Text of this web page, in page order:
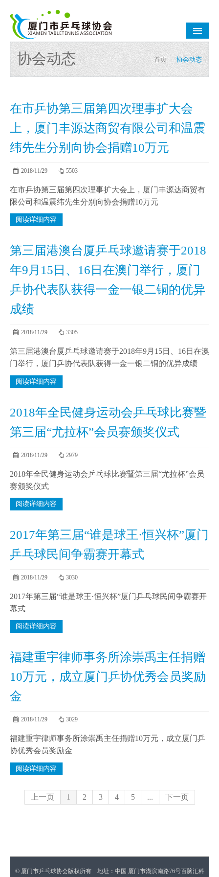
网站首页
协会介绍
协会动态
乒乓资讯
联系我们
协会动态 首页 / 协会动态
在市乒协第三届第四次理事扩大会
上，厦门丰源达商贸有限公司和温震
纬先生分别向协会捐赠10万元
2018/11/29 5503
在市乒协第三届第四次理事扩大会上，厦门丰源达商贸有
限公司和温震纬先生分别向协会捐赠10万元
阅读详细内容
第三届港澳台厦乒乓球邀请赛于2018
年9月15日、16日在澳门举行，厦门
乒协代表队获得一金一银二铜的优异
成绩
2018/11/29 3305
第三届港澳台厦乒乓球邀请赛于2018年9月15日、16日在澳
门举行，厦门乒协代表队获得一金一银二铜的优异成绩
阅读详细内容
2018年全民健身运动会乒乓球比赛暨
第三届“尤拉杯”会员赛颁奖仪式
2018/11/29 2979
2018年全民健身运动会乒乓球比赛暨第三届“尤拉杯”会员
赛颁奖仪式
阅读详细内容
2017年第三届“谁是球王·恒兴杯”厦门
乒乓球民间争霸赛开幕式
2018/11/29 3030
2017年第三届“谁是球王·恒兴杯”厦门乒乓球民间争霸赛开
幕式
阅读详细内容
福建重宇律师事务所涂崇禹主任捐赠
10万元，成立厦门乒协优秀会员奖励
金
2018/11/29 3029
福建重宇律师事务所涂崇禹主任捐赠10万元，成立厦门乒
协优秀会员奖励金
阅读详细内容
上一页 1 2 3 4 5 ... 下一页
© 厦门市乒乓球协会版权所有 地址：中国 厦门市湖滨南路76号百脑汇科